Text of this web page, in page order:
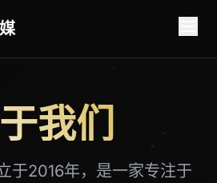
我们
于2016年，是一家专注于